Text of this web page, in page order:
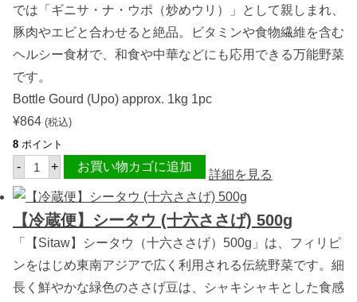
では「ギニサ・ナ・ウポ（炒めウリ）」として親しまれ、
豚肉やエビと合わせると絶品。ビタミンや食物繊維を含む
ヘルシー食材で、和食や中華などにも応用できる万能野菜
です。
Bottle Gourd (Upo) approx. 1kg 1pc
¥864 (税込)
8 ポイント
- 【
p
o
】
白
瓜
シ
ロ
ウ
リ
+ お買い物カゴに追加
詳細を見る
【冷蔵便】シータウ (十六ささげ) 500g
「【Sitaw】シータウ（十六ささげ）500g」は、フィリピ
ンをはじめ東南アジアで広く利用される伝統野菜です。細
長く鮮やかな緑色のささげ豆は、シャキシャキとした食感